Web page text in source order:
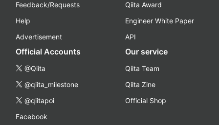
Feedback/Requests
Help
Advertisement
Qiita Award
Engineer White Paper
API
Official Accounts
@Qiita
@qiita_milestone
@qiitapoi
Facebook
Our service
Qiita Team
Qiita Zine
Official Shop